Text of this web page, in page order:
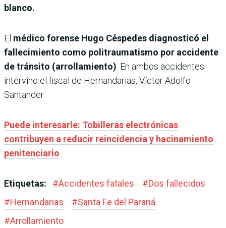
blanco.
El médico forense Hugo Céspedes diagnosticó el
fallecimiento como politraumatismo por accidente
de tránsito (arrollamiento). En ambos accidentes
intervino el fiscal de Hernandarias, Víctor Adolfo
Santander.
Puede interesarle: Tobilleras electrónicas
contribuyen a reducir reincidencia y hacinamiento
penitenciario
Etiquetas: #Accidentes fatales #Dos fallecidos
#Hernandarias #Santa Fe del Paraná
#Arrollamiento